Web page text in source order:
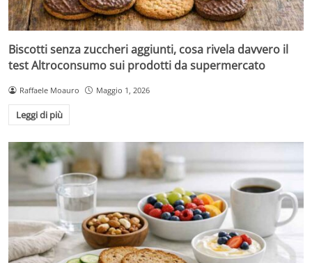
Biscotti senza zuccheri aggiunti, cosa rivela davvero il
test Altroconsumo sui prodotti da supermercato
Raffaele Moauro Maggio 1, 2026
Leggi di più